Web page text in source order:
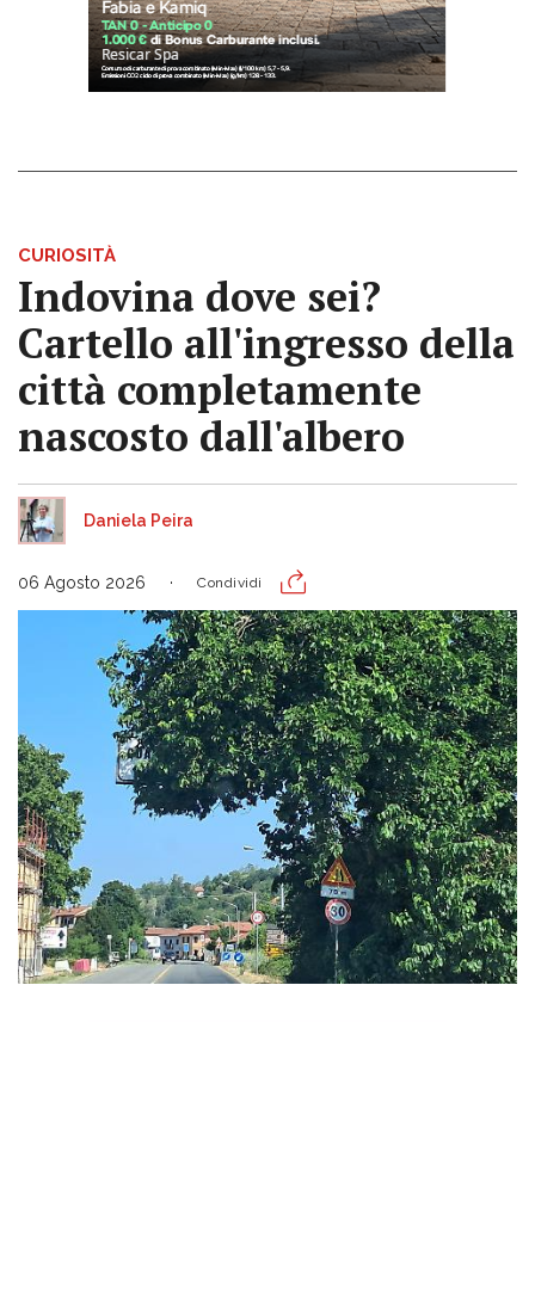
CURIOSITÀ
Indovina dove sei?
Cartello all'ingresso della
città completamente
nascosto dall'albero
Daniela Peira
06 Agosto 2026 Condividi